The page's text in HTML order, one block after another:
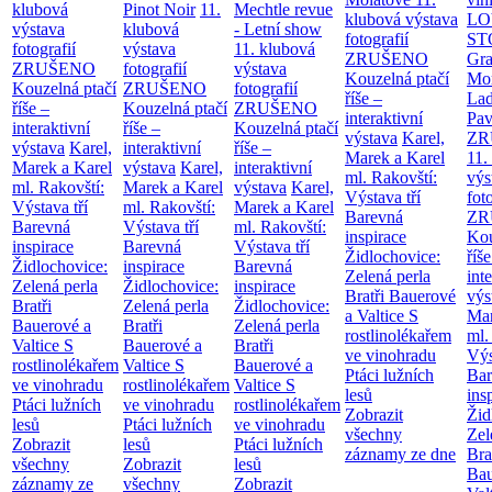
klubová
výstava
fotografií
ZRUŠENO
Kouzelná ptačí
říše –
interaktivní
výstava Karel,
Marek a Karel
ml. Rakovští:
Výstava tří
Barevná
inspirace
Židlochovice:
Zelená perla
Bratři
Bauerové a
Valtice S
rostlinolékařem
ve vinohradu
Ptáci lužních
lesů
Zobrazit
všechny
záznamy ze
Pinot Noir 11.
klubová
výstava
fotografií
ZRUŠENO
Kouzelná ptačí
říše –
interaktivní
výstava Karel,
Marek a Karel
ml. Rakovští:
Výstava tří
Barevná
inspirace
Židlochovice:
Zelená perla
Bratři
Bauerové a
Valtice S
rostlinolékařem
ve vinohradu
Ptáci lužních
lesů
Zobrazit
všechny
Mechtle revue
- Letní show
11. klubová
výstava
fotografií
ZRUŠENO
Kouzelná ptačí
říše –
interaktivní
výstava Karel,
Marek a Karel
ml. Rakovští:
Výstava tří
Barevná
inspirace
Židlochovice:
Zelená perla
Bratři
Bauerové a
Valtice S
rostlinolékařem
ve vinohradu
Ptáci lužních
lesů
Zobrazit
klubová výstava
fotografií
ZRUŠENO
Kouzelná ptačí
říše –
interaktivní
výstava Karel,
Marek a Karel
ml. Rakovští:
Výstava tří
Barevná
inspirace
Židlochovice:
Zelená perla
Bratři Bauerové
a Valtice S
rostlinolékařem
ve vinohradu
Ptáci lužních
lesů
Zobrazit
všechny
záznamy ze dne
ml.